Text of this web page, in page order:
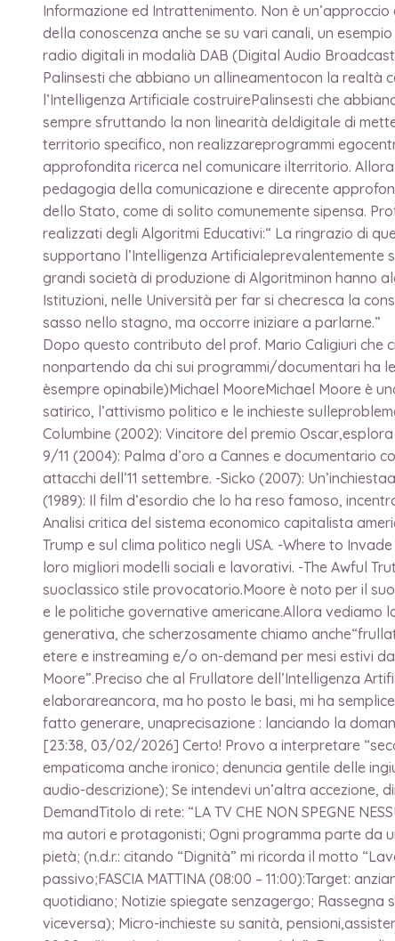
Informazione ed Intrattenimento. Non è
della conoscenza anche se su vari canali, un
radio digitali in modalià DAB (Digital Audio
Palinsesti che abbiano un allineamentocon la realtà
l’Intelligenza Artificiale costruirePalinsesti che
sempre sfruttando la non linearità deldigitale di
territorio specifico, non realizzareprogrammi
approfondita ricerca nel comunicare ilterritorio.
pedagogia della comunicazione e direcente
dello Stato, come di solito comunemente sipensa.
realizzati degli Algoritmi Educativi:“ La ringrazio di
supportano l’Intelligenza Artificialeprevalentemente
grandi società di produzione di Algoritminon hanno
Istituzioni, nelle Università per far si checresca la
sasso nello stagno, ma occorre iniziare a parlarne.”
Dopo questo contributo del prof. Mario Caligiuri che
nonpartendo da chi sui programmi/documentari ha
èsempre opinabile)Michael MooreMichael Moore è
satirico, l’attivismo politico e le inchieste
Columbine (2002): Vincitore del premio
9/11 (2004): Palma d’oro a Cannes e documentario
attacchi dell’11 settembre. -Sicko (2007):
(1989): Il film d’esordio che lo ha reso famoso,
Analisi critica del sistema economico capitalista
Trump e sul clima politico negli USA. -Where to
loro migliori modelli sociali e lavorativi. -The Awful
suoclassico stile provocatorio.Moore è noto per il
e le politiche governative americane.Allora
generativa, che scherzosamente chiamo
etere e instreaming e/o on-demand per mesi estivi
Moore”.Preciso che al Frullatore dell’Intelligenza
elaborareancora, ma ho posto le basi, mi ha
fatto generare, unaprecisazione : lanciando la
[23:38, 03/02/2026] Certo! Provo a interpretare
empaticoma anche ironico; denuncia gentile delle
audio-descrizione); Se intendevi un’altra accezione,
DemandTitolo di rete: “LA TV CHE NON SPEGNE
ma autori e protagonisti; Ogni programma parte da
pietà; (n.d.r.: citando “Dignità” mi ricorda il motto
passivo;FASCIA MATTINA (08:00 – 11:00):Target:
quotidiano; Notizie spiegate senzagergo; Rassegna
viceversa); Micro-inchieste su sanità,